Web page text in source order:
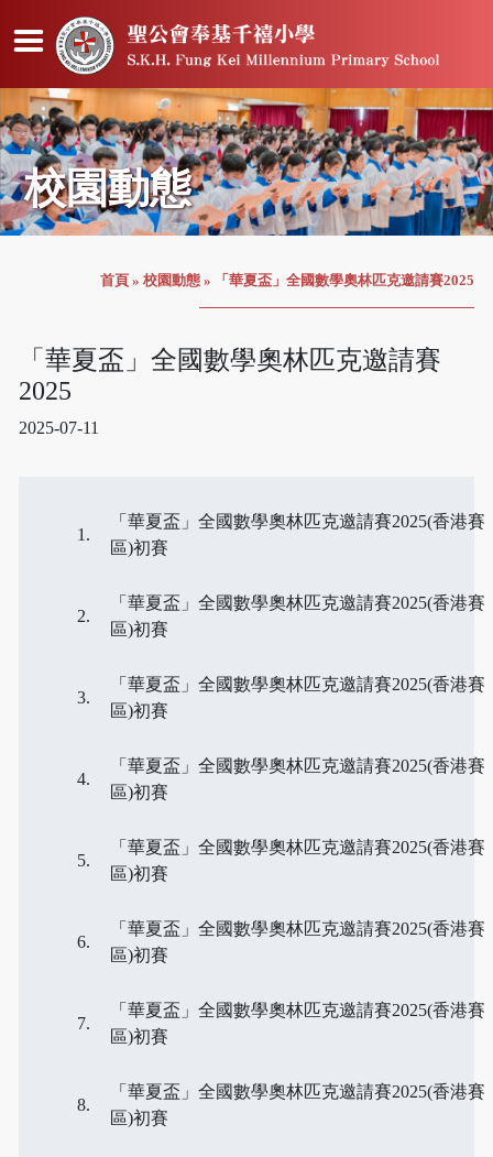
校園動態
首頁 » 校園動態 » 「華夏盃」全國數學奧林匹克邀請賽2025
「華夏盃」全國數學奧林匹克邀請賽
2025
2025-07-11
「華夏盃」全國數學奧林匹克邀請賽2025(香港賽
區)初賽
「華夏盃」全國數學奧林匹克邀請賽2025(香港賽
區)初賽
「華夏盃」全國數學奧林匹克邀請賽2025(香港賽
區)初賽
「華夏盃」全國數學奧林匹克邀請賽2025(香港賽
區)初賽
「華夏盃」全國數學奧林匹克邀請賽2025(香港賽
區)初賽
「華夏盃」全國數學奧林匹克邀請賽2025(香港賽
區)初賽
「華夏盃」全國數學奧林匹克邀請賽2025(香港賽
區)初賽
「華夏盃」全國數學奧林匹克邀請賽2025(香港賽
區)初賽